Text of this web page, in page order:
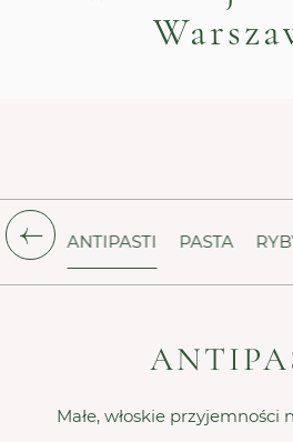
ANTIPASTI PASTA
Małe, włoskie przyjemności